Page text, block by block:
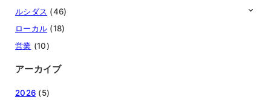
ルシダス (46)
ローカル (18)
営業 (10)
アーカイブ
2026 (5)